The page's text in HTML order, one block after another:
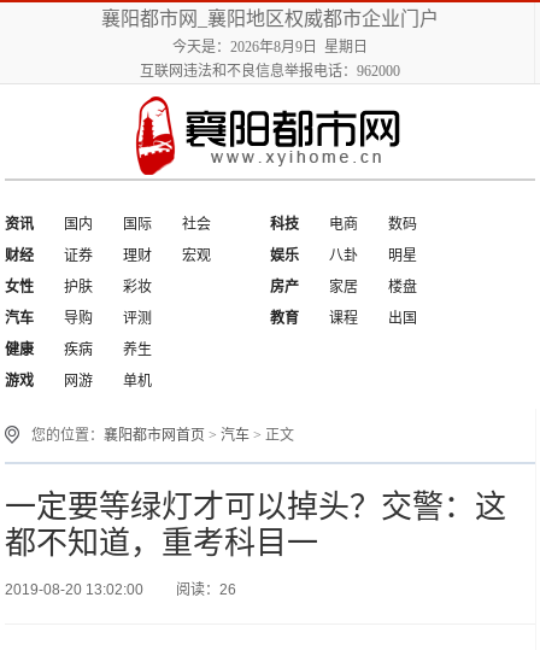
襄阳都市网_襄阳地区权威都市企业门户
今天是：2026年8月9日 星期日
互联网违法和不良信息举报电话：962000
资讯 国内 国际
社会
财经
证券 理财 宏观
科技 电商
数码
娱乐
八卦
明星
女性
护肤
彩妆
汽车
导购 评测
房产 家居
楼盘
教育
课程
出国
健康
疾病
养生
游戏
网游 单机
您的位置：襄阳都市网首页 >汽车 > 正文
一定要等绿灯才可以掉头？交警：这
都不知道，重考科目一
2019-08-20 13:02:00 阅读：26